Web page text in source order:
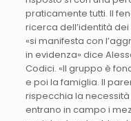
praticamente tutti. Il
ricerca dell’identità
«si manifesta con
in evidenza» dice
Codici. «Il gruppo è
e poi la famiglia. Il
rispecchia la
entrano in campo i